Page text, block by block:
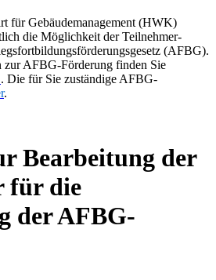
für Gebäudemanagement (HWK)
die Möglichkeit der Teilnehmer-
(AFBG).
zur AFBG-Förderung finden Sie
. Die für Sie zuständige AFBG-
.
Bearbeitung der
für die
der AFBG-